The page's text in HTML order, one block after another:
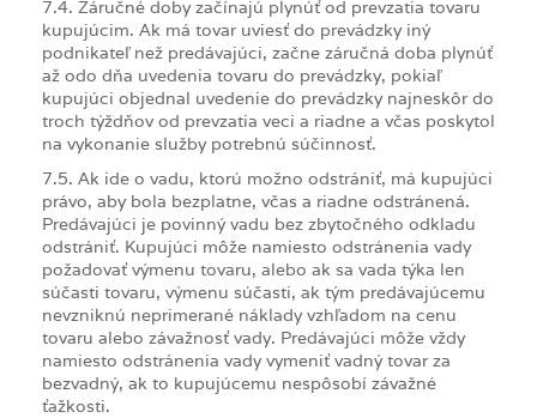
7.4. Záručné doby začínajú plynúť od prevzatia tovaru
kupujúcim. Ak má tovar uviesť do prevádzky iný
podnikateľ než predávajúci, začne záručná doba plynúť
až odo dňa uvedenia tovaru do prevádzky, pokiaľ
kupujúci objednal uvedenie do prevádzky najneskôr do
troch týždňov od prevzatia veci a riadne a včas poskytol
na vykonanie služby potrebnú súčinnosť.
7.5. Ak ide o vadu, ktorú možno odstrániť, má kupujúci
právo, aby bola bezplatne, včas a riadne odstránená.
Predávajúci je povinný vadu bez zbytočného odkladu
odstrániť. Kupujúci môže namiesto odstránenia vady
požadovať výmenu tovaru, alebo ak sa vada týka len
súčasti tovaru, výmenu súčasti, ak tým predávajúcemu
nevzniknú neprimerané náklady vzhľadom na cenu
tovaru alebo závažnosť vady. Predávajúci môže vždy
namiesto odstránenia vady vymeniť vadný tovar za
bezvadný, ak to kupujúcemu nespôsobí závažné
ťažkosti.